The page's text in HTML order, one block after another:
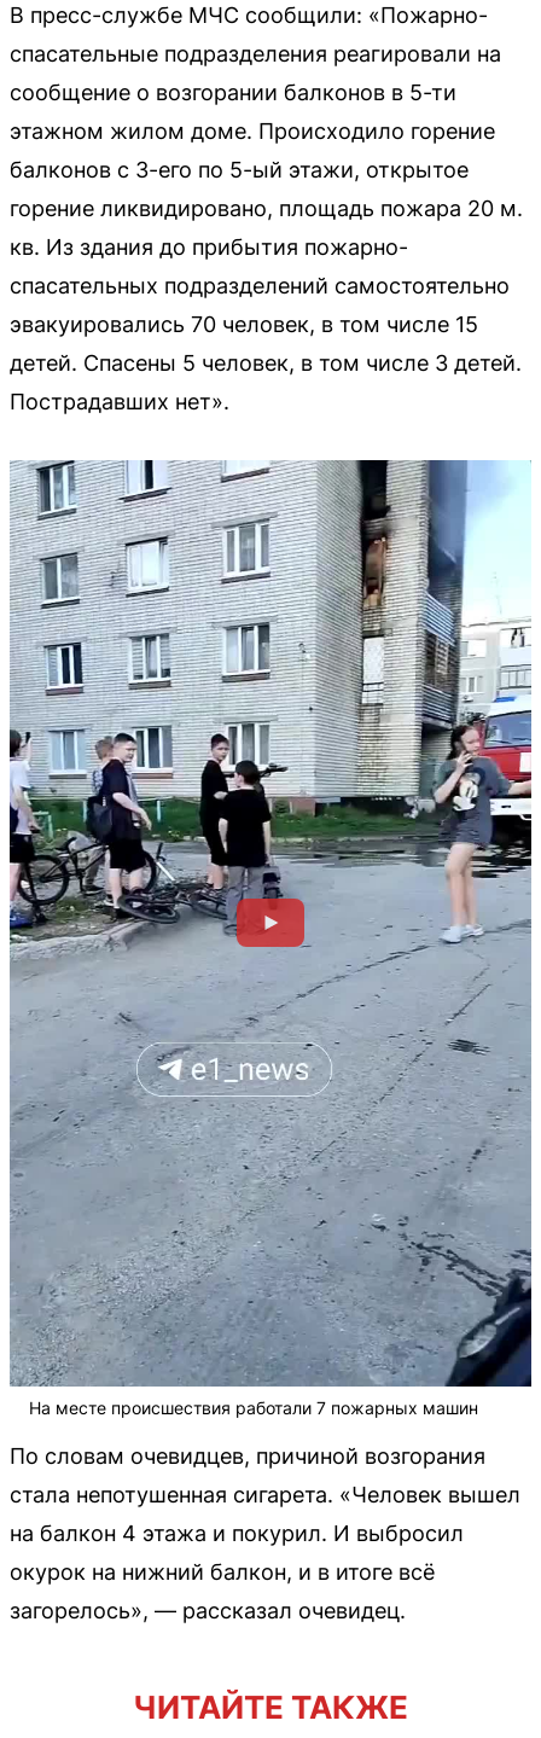
В пресс-службе МЧС сообщили: «Пожарно-
спасательные подразделения реагировали на
сообщение о возгорании балконов в 5-ти
этажном жилом доме. Происходило горение
балконов с 3-его по 5-ый этажи, открытое
горение ликвидировано, площадь пожара 20 м.
кв. Из здания до прибытия пожарно-
спасательных подразделений самостоятельно
эвакуировались 70 человек, в том числе 15
детей. Спасены 5 человек, в том числе 3 детей.
Пострадавших нет».
На месте происшествия работали 7 пожарных машин
По словам очевидцев, причиной возгорания
стала непотушенная сигарета. «Человек вышел
на балкон 4 этажа и покурил. И выбросил
окурок на нижний балкон, и в итоге всё
загорелось», — рассказал очевидец.
ЧИТАЙТЕ ТАКЖЕ